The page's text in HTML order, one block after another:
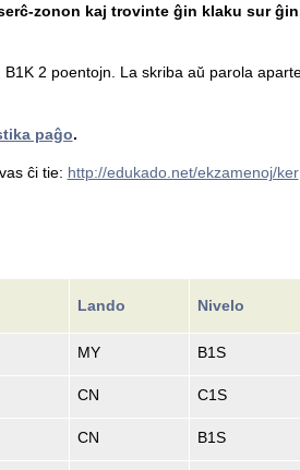
zonon kaj trovinte ĝin klaku sur
2 poentojn. La skriba aŭ parola
paĝo.
ĉi tie: http://edukado.net/ekzamenoj/ker
Lando Nivelo
MY B1S
CN C1S
CN B1S